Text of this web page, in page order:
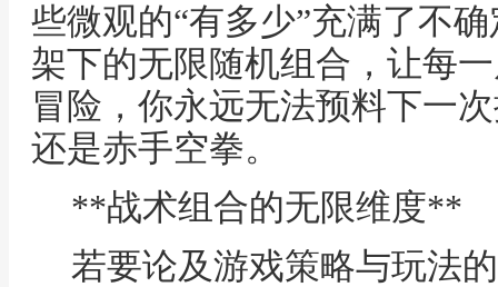
些微观的“有多少”充满了不
架下的无限随机组合，让每
冒险，你永远无法预料下一
还是赤手空拳。
**战术组合的无限维度**
若要论及游戏策略与玩法